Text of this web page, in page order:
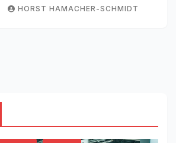
HORST HAMACHER-SCHMIDT